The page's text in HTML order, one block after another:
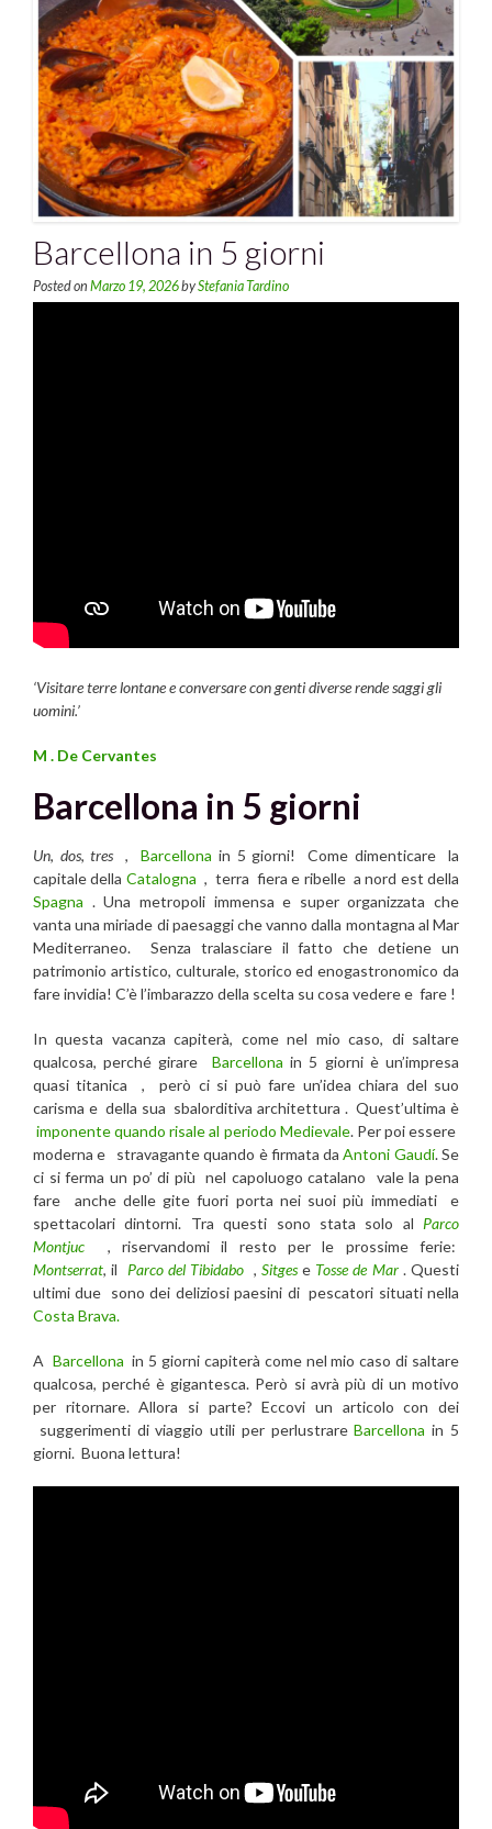
Barcellona in 5 giorni
Posted on Marzo 19, 2026byStefania Tardino
‘Visitare terre lontane e conversare con genti diverse rende saggi gli
uomini.’
M . De Cervantes
Barcellona in 5 giorni
Un, dos,tres ,Barcellona in 5 giorni! Come dimenticare la
capitale della Catalogna , terra fiera e ribelle a nord est della
Spagna . Una metropoli immensa e super organizzata che
vanta una miriade di paesaggi che vanno dalla montagna al Mar
Mediterraneo. Senza tralasciare il fatto che detiene un
patrimonio artistico, culturale, storico ed enogastronomico da
fare invidia! C’è l’imbarazzo della scelta su cosa vedere e fare !
In questa vacanza capiterà, come nel mio caso, di saltare
qualcosa, perché girare Barcellona in 5 giorni è un’impresa
quasi titanica , però ci si può fare un’idea chiara del suo
carisma e della sua sbalorditiva architettura . Quest’ultima è
imponente quando risale al periodo Medievale. Per poi essere
moderna e stravagante quando è firmata daAntoni Gaudí. Se
ci si ferma un po’ di più nel capoluogo catalano vale la pena
fare anche delle gite fuori porta nei suoi più immediati e
spettacolari dintorni. Tra questi sono stata solo al Parco
Montjuc , riservandomi il resto per le prossime ferie:
Montserrat, il Parco del Tibidabo , Sitgese Tosse de Mar. Questi
ultimi due sono dei deliziosi paesini di pescatori situati nella
Costa Brava.
A Barcellona in 5 giorni capiterà come nel mio caso di saltare
qualcosa, perché è gigantesca. Però si avrà più di un motivo
per ritornare. Allora si parte? Eccovi un articolo con dei
suggerimenti di viaggio utili per perlustrareBarcellona in 5
giorni. Buona lettura!